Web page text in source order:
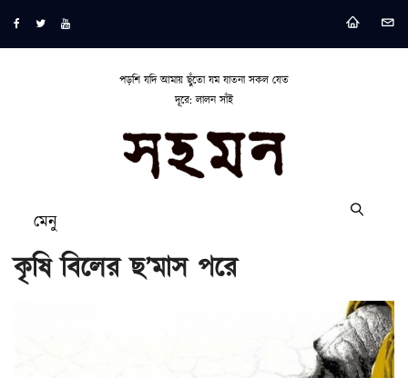
পড়শি যদি আমায় ছুঁতো যম যাতনা সকল যেত
দূরে: লালন সাঁই
মেনু
কৃষি বিলের ছ’মাস পরে